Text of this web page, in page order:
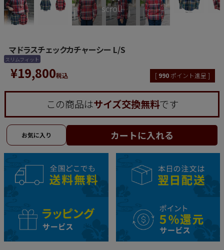
scroll
マドラスチェックカチャーシー L/S
スリムフィット
¥19,800税込 [ 990 ポイント進呈 ]
この商品はサイズ交換無料です
カートに入れる